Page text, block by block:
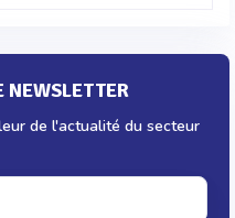
NEWSLETTER
de l'actualité du secteur